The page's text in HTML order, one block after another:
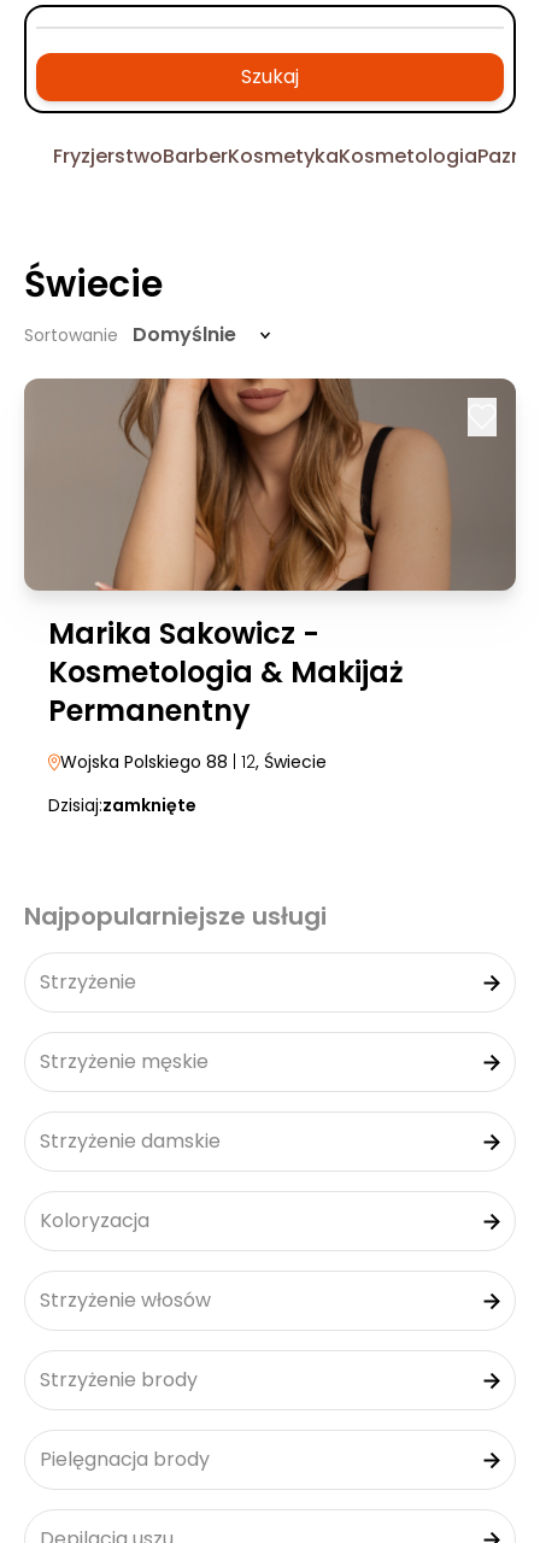
Szukaj
FryzjerstwoBarberKosmetykaKosmetologia
Świecie
Sortowanie Domyślnie
Marika Sakowicz -
Kosmetologia & Makijaż
Permanentny
Wojska Polskiego 88 | 12, Świecie
Dzisiaj:zamknięte
Najpopularniejsze usługi
Strzyżenie
Strzyżenie męskie
Strzyżenie damskie
Koloryzacja
Strzyżenie włosów
Strzyżenie brody
Pielęgnacja brody